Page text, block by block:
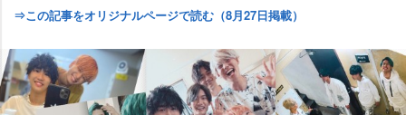
⇒この記事をオリジナルページで読む（8月27日掲載）